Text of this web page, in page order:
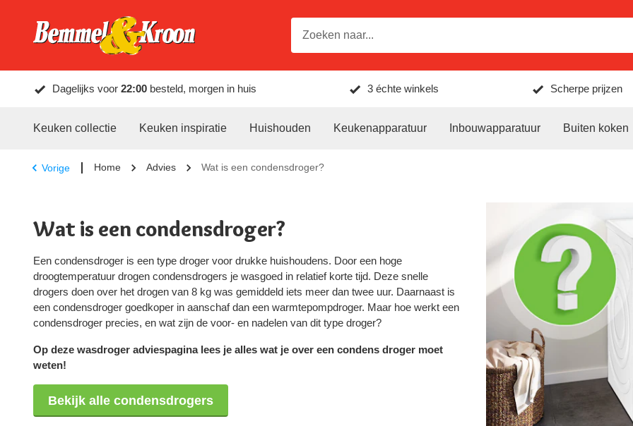
Dagelijks voor 22:00 besteld, morgen in huis 3 échte winkels Scherpe prijzen
Keuken collectie Keuken inspiratie Huishouden Keukenapparatuur Inbouwapparatuur Buiten koken
Vorige Home Advies Wat is een condensdroger?
Wat is een condensdroger?
Een condensdroger is een type droger voor drukke huishoudens. Door een hoge
droogtemperatuur drogen condensdrogers je wasgoed in relatief korte tijd. Deze snelle
drogers doen over het drogen van 8 kg was gemiddeld iets meer dan twee uur. Daarnaast is
een condensdroger goedkoper in aanschaf dan een warmtepompdroger. Maar hoe werkt een
condensdroger precies, en wat zijn de voor- en nadelen van dit type droger?
Op deze wasdroger adviespagina lees je alles wat je over een condens droger moet
weten!
Bekijk alle condensdrogers